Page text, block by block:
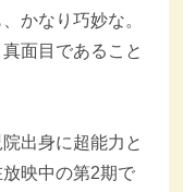
かなり巧妙な。
面目であること
出身に超能力と
映中の第2期で